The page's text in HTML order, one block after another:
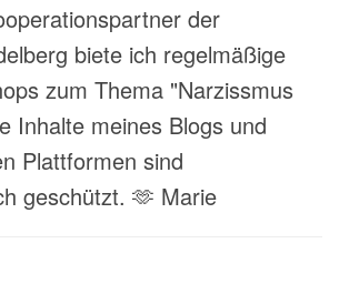
der
biete ich regelmäßige
zum Thema "Narzissmus
Inhalte meines Blogs und
Plattformen sind
geschützt. 🫶 Marie